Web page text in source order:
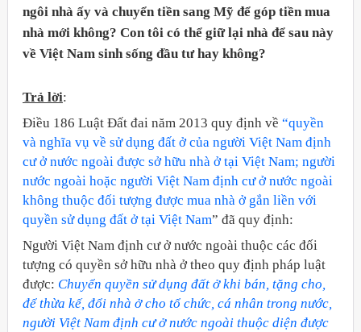
ngôi nhà ấy và chuyển tiền sang Mỹ để góp tiền mua
nhà mới không? Con tôi có thể giữ lại nhà để sau này
về Việt Nam sinh sống đầu tư hay không?
Trả lời:
Điều 186 Luật Đất đai năm 2013 quy định về “quyền
và nghĩa vụ về sử dụng đất ở của người Việt Nam định
cư ở nước ngoài được sở hữu nhà ở tại Việt Nam; người
nước ngoài hoặc người Việt Nam định cư ở nước ngoài
không thuộc đối tượng được mua nhà ở gắn liền với
quyền sử dụng đất ở tại Việt Nam” đã quy định:
Người Việt Nam định cư ở nước ngoài thuộc các đối
tượng có quyền sở hữu nhà ở theo quy định pháp luật
được: Chuyển quyền sử dụng đất ở khi bán, tặng cho,
để thừa kế, đổi nhà ở cho tổ chức, cá nhân trong nước,
người Việt Nam định cư ở nước ngoài thuộc diện được